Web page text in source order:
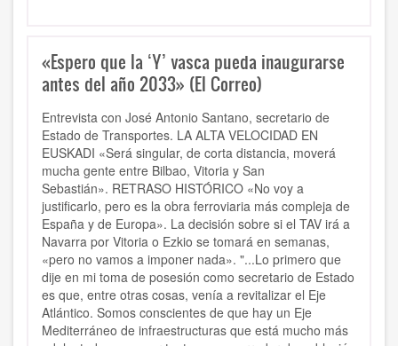
«Espero que la ‘Y’ vasca pueda inaugurarse
antes del año 2033» (El Correo)
Entrevista con José Antonio Santano, secretario de
Estado de Transportes. LA ALTA VELOCIDAD EN
EUSKADI «Será singular, de corta distancia, moverá
mucha gente entre Bilbao, Vitoria y San
Sebastián». RETRASO HISTÓRICO «No voy a
justificarlo, pero es la obra ferroviaria más compleja de
España y de Europa». La decisión sobre si el TAV irá a
Navarra por Vitoria o Ezkio se tomará en semanas,
«pero no vamos a imponer nada». "...Lo primero que
dije en mi toma de posesión como secretario de Estado
es que, entre otras cosas, venía a revitalizar el Eje
Atlántico. Somos conscientes de que hay un Eje
Mediterráneo de infraestructuras que está mucho más